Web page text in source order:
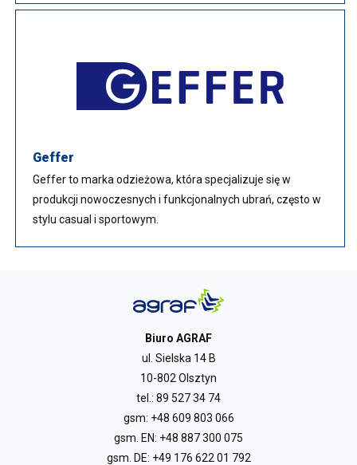
Geffer
Geffer to marka odzieżowa, która specjalizuje się w
produkcji nowoczesnych i funkcjonalnych ubrań, często w
stylu casual i sportowym.
Biuro AGRAF
ul. Sielska 14 B
10-802 Olsztyn
tel.: 89 527 34 74
gsm: +48 609 803 066
gsm. EN: +48 887 300 075
gsm. DE: +49 176 622 01 792